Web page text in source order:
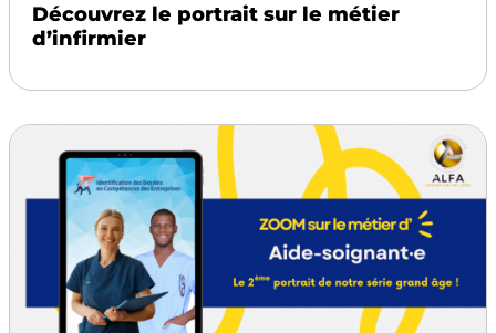
Découvrez le portrait sur le métier
d’infirmier